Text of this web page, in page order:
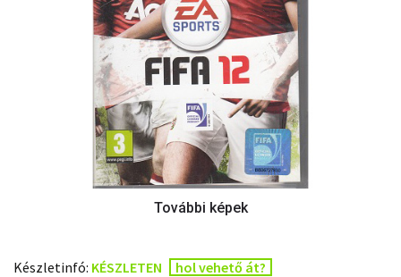
Készletinfó: KÉSZLETEN
hol vehető át?